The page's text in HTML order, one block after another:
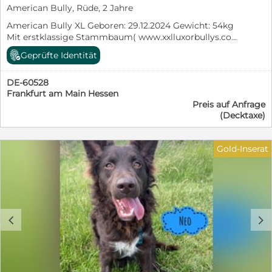
American Bully, Rüde, 2 Jahre
American Bully XL Geboren: 29.12.2024 Gewicht: 54kg
Mit erstklassige Stammbaum( www.xxlluxorbullys.com)
Vater: Zorro Mutter: Palma Kraftvoller XL-Typ mit
exzellenter Genetik und sanftem Wesen sucht passende
Hündinnen. besticht durch einen massiven Körperbau,
korrekten Stand und ein ausgeglichenes Temperament.
Eckdaten: Vollständige Papiere.
Geprüfte Identität
DE-60528
Frankfurt am Main Hessen
Preis auf Anfrage
(Decktaxe)
c d
Gold-Inserat